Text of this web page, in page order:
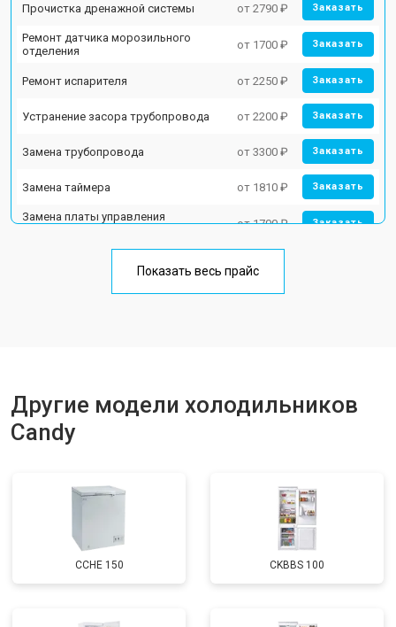
Прочистка дренажной системы от 2790 ₽ Заказать
Ремонт датчика морозильного
отделения
от 1700 ₽ Заказать
Ремонт испарителя от 2250 ₽ Заказать
Устранение засора трубопровода от 2200 ₽ Заказать
Замена трубопровода от 3300 ₽ Заказать
Замена таймера от 1810 ₽ Заказать
Замена платы управления
от 1700 ₽ Заказать
Ремонт/замена датчика
Замена термостата от 1700 ₽
Замена нагревателя испарителя от 2550 ₽ Заказать
Замена нагревателя оттайки
от 1900 ₽ Заказать
Показать весь прайс
Другие модели холодильников
Candy
CCHE 150 CKBBS 100